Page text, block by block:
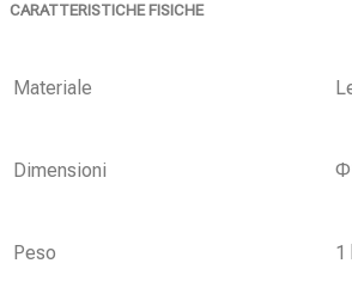
CARATTERISTICHE FISICHE
Materiale
Dimensioni
Peso 1